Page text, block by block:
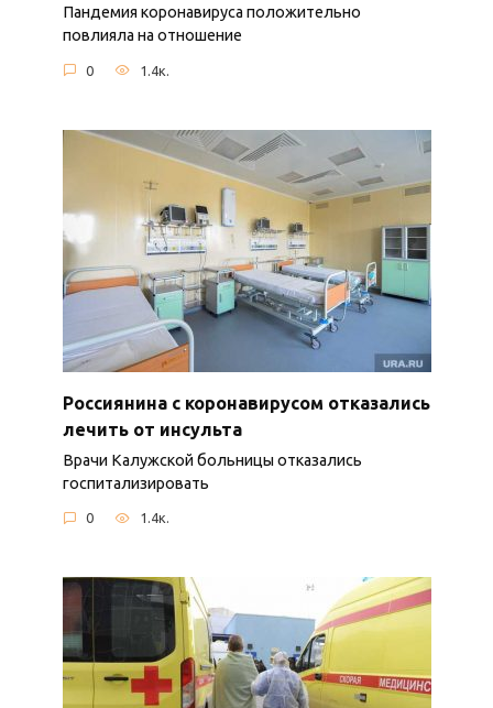
Пандемия коронавируса положительно
повлияла на отношение
0 1.4к.
Россиянина с коронавирусом отказались
лечить от инсульта
Врачи Калужской больницы отказались
госпитализировать
0 1.4к.